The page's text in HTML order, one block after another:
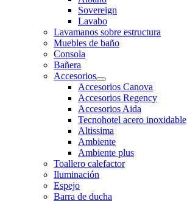
Sovereign
Lavabo
Lavamanos sobre estructura
Muebles de baño
Consola
Bañera
Accesorios
Accesorios Canova
Accesorios Regency
Accesorios Aida
Tecnohotel acero inoxidable
Altissima
Ambiente
Ambiente plus
Toallero calefactor
Iluminación
Espejo
Barra de ducha